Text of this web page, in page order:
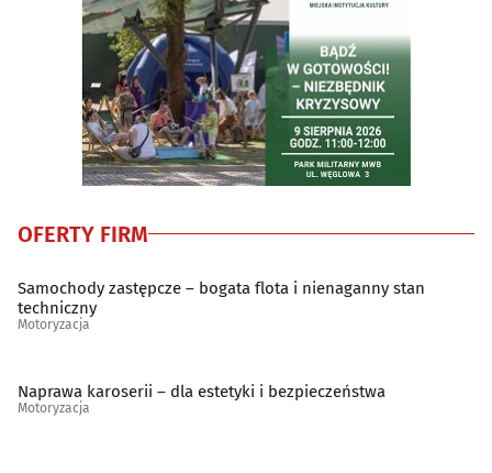
OFERTY FIRM
Samochody zastępcze – bogata flota i nienaganny stan
techniczny
Motoryzacja
Naprawa karoserii – dla estetyki i bezpieczeństwa
Motoryzacja